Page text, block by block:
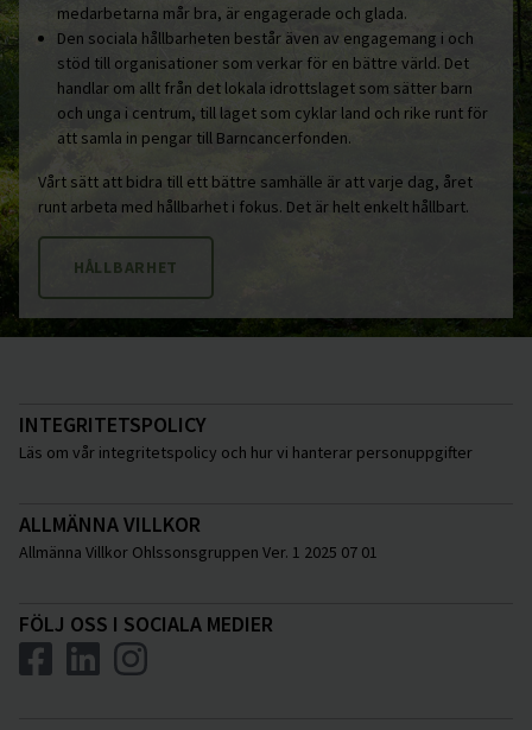
medarbetarna mår bra, är engagerade och glada.
Den sociala hållbarheten består även av engagemang i och
stöd till organisationer som verkar för en bättre värld. Det
handlar om allt från det lokala idrottslaget som sätter barn
och unga i centrum, till laget som cyklar land och rike runt för
att samla in pengar till Barncancerfonden.
Vårt sätt att bidra till ett bättre samhälle är att varje dag, året
runt arbeta med hållbarhet i fokus. Det är helt enkelt hållbart.
HÅLLBARHET
INTEGRITETSPOLICY
Läs om vår integritetspolicy och hur vi hanterar personuppgifter
ALLMÄNNA VILLKOR
Allmänna Villkor Ohlssonsgruppen Ver. 1 2025 07 01
FÖLJ OSS I SOCIALA MEDIER